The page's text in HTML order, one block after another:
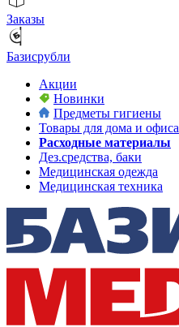
Заказы
Базисрубли
Акции
Новинки
Предметы гигиены
Товары для дома и офиса
Расходные материалы
Дез.средства, баки
Медицинская одежда
Медицинская техника